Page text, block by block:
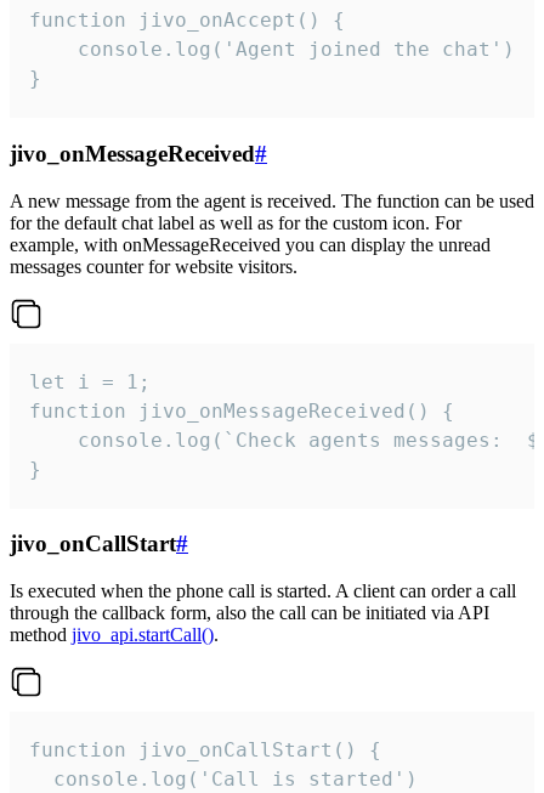
function jivo_onAccept() {
}
jivo_onMessageReceived#
A new message from the agent is received. The function can be used
for the default chat label as well as for the custom icon. For
example, with onMessageReceived you can display the unread
messages counter for website visitors.
let i = 1;
function jivo_onMessageReceived() {
}
jivo_onCallStart#
Is executed when the phone call is started. A client can order a call
through the callback form, also the call can be initiated via API
method jivo_api.startCall().
function jivo_onCallStart() {
  console.log('Call is started')